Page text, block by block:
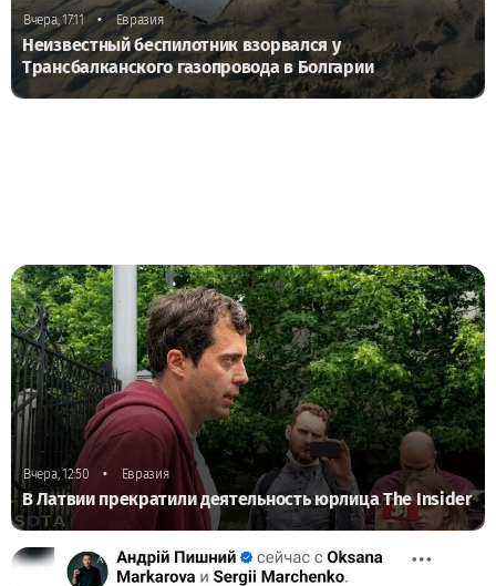
Вчера, 17:11 • Евразия
Неизвестный беспилотник взорвался у
Трансбалканского газопровода в Болгарии
Вчера, 12:50 • Евразия
В Латвии прекратили деятельность юрлица The Insider